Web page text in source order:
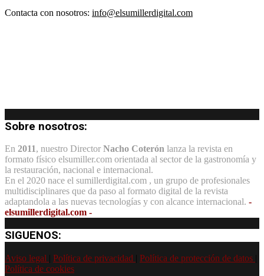
Contacta con nosotros: info@elsumillerdigital.com
Sobre nosotros:
En 2011, nuestro Director Nacho Coterón lanza la revista en
formato físico elsumiller.com orientada al sector de la gastronomía y
la restauración, nacional e internacional.
En el 2020 nace el sumillerdigital.com , un grupo de profesionales
multidisciplinares que da paso al formato digital de la revista
adaptandola a las nuevas tecnologías y con alcance internacional. -
elsumillerdigital.com -
SIGUENOS:
Aviso legal Política de privacidad Política de protección de datos
Política de cookies